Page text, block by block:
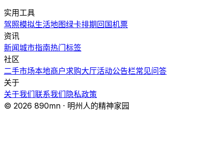
实用工具
驾照模拟生活地图绿卡排期回国机票
资讯
新闻城市指南热门标签
社区
二手市场本地商户求购大厅活动公告栏常见问答
关于
关于我们联系我们隐私政策
© 2026 890mn · 明州人的精神家园